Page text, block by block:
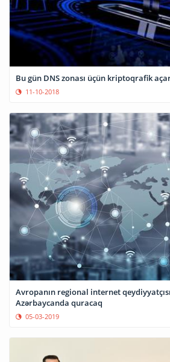
Bu gün DNS zonası üçün kriptoqrafik
11-10-2018
Avropanın regional internet
Azərbaycanda quracaq
05-03-2019